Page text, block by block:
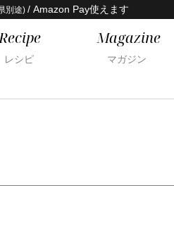
別途) / Amazon Pay使えます
レシピ
Magazine
マガジン